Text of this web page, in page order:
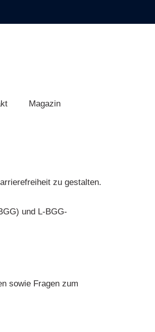
Magazin
zu gestalten.
und L-BGG-
sowie Fragen zum